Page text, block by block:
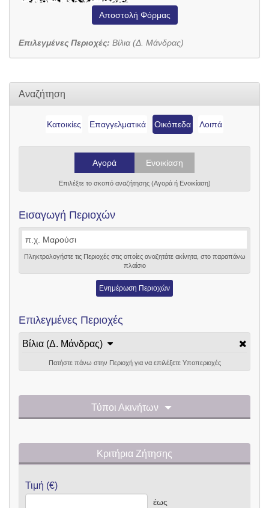
Αποστολή Φόρμας
Επιλεγμένες Περιοχές: Βίλια (Δ. Μάνδρας)
Αναζήτηση
Κατοικίες Επαγγελματικά Οικόπεδα Λοιπά
Αγορά Ενοικίαση
Επιλέξτε το σκοπό αναζήτησης (Αγορά ή Ενοικίαση)
Εισαγωγή Περιοχών
Πληκτρολογήστε τις Περιοχές στις οποίες αναζητάτε ακίνητα, στο παραπάνω
πλαίσιο
Ενημέρωση Περιοχών
Επιλεγμένες Περιοχές
Βίλια (Δ. Μάνδρας)
Πατήστε πάνω στην Περιοχή για να επιλέξετε Υποπεριοχές
Τύποι Ακινήτων
Κριτήρια Ζήτησης
Τιμή (€)
έως